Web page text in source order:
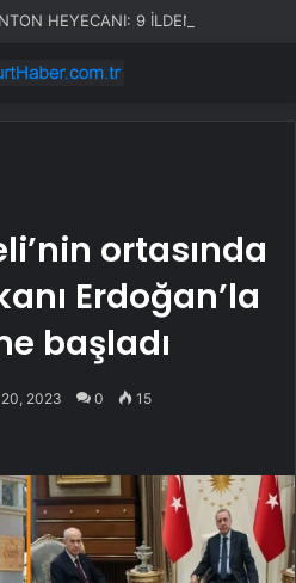
ortasında
Erdoğan’la
başladı
2023 0 15